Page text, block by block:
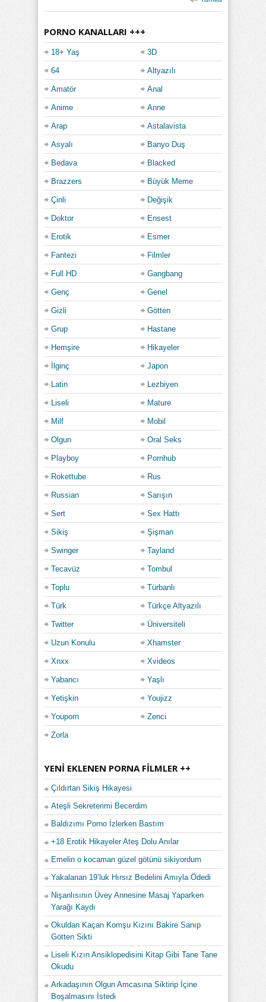
PORNO KANALLARI +++
18+ Yaş 3D
64 Altyazılı
Amatör Anal
Anime Anne
Arap Astalavista
Asyalı Banyo Duş
Bedava Blacked
Brazzers Büyük Meme
Çinli Değişik
Doktor Ensest
Erotik Esmer
Fantezi Filmler
Full HD Gangbang
Genç Genel
Gizli Götten
Grup Hastane
Hemşire Hikayeler
İlginç Japon
Latin Lezbiyen
Liseli Mature
Milf Mobil
Olgun Oral Seks
Playboy Pornhub
Rokettube Rus
Russian Sarışın
Sert Sex Hattı
Sikiş Şişman
Swinger Tayland
Tecavüz Tombul
Toplu Türbanlı
Türk Türkçe Altyazılı
Twitter Üniversiteli
Uzun Konulu Xhamster
Xnxx Xvideos
Yabancı Yaşlı
Yetişkin Youjizz
Youporn Zenci
Zorla
YENI EKLENEN PORNA FILMLER ++
Çıldırtan Sikiş Hikayesi
Ateşli Sekreterimi Becerdim
Baldızımı Porno İzlerken Bastım
+18 Erotik Hikayeler Ateş Dolu Anılar
Emelin o kocaman güzel götünü sikiyordum
Yakalanan 19’luk Hırsız Bedelini Amıyla Ödedi
Nişanlısının Üvey Annesine Masaj Yaparken
Yarağı Kaydı
Okuldan Kaçan Komşu Kızını Bakire Sanıp
Götten Sikti
Liseli Kızın Ansiklopedisini Kitap Gibi Tane Tane
Okudu
Arkadaşının Olgun Amcasına Siktirip İçine
Boşalmasını İstedi